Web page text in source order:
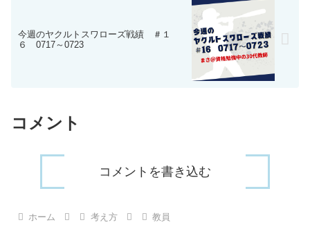
今週のヤクルトスワローズ戦績 ＃１
６ 0717～0723
コメント
コメントを書き込む
ホーム 考え方 教員